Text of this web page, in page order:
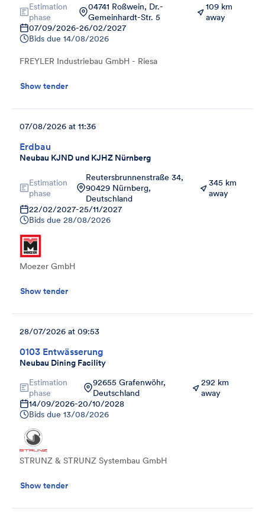
Estimation
phase
04741 Roßwein, Dr.-
Gemeinhardt-Str. 5
109 km
away
07/09/2026-26/02/2027
Bids due 14/08/2026
FREYLER Industriebau GmbH - Riesa
Show tender
Erdbau
Neubau KJND und KJHZ Nürnberg
07/08/2026 at 11:36
Estimation
phase
Reutersbrunnenstraße 34,
90429 Nürnberg,
Deutschland
345 km
away
22/02/2027-25/11/2027
Bids due 28/08/2026
Moezer GmbH
Show tender
0103 Entwässerung
Neubau Dining Facility
28/07/2026 at 09:53
Estimation
phase
92655 Grafenwöhr,
Deutschland
292 km
away
14/09/2026-20/10/2028
Bids due 13/08/2026
STRUNZ & STRUNZ Systembau GmbH
Show tender